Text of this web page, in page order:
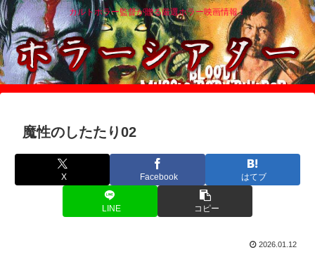
カルトホラー監督が贈る厳選ホラー映画情報！
魔性のしたたり02
X Facebook はてブ
LINE コピー
2026.01.12